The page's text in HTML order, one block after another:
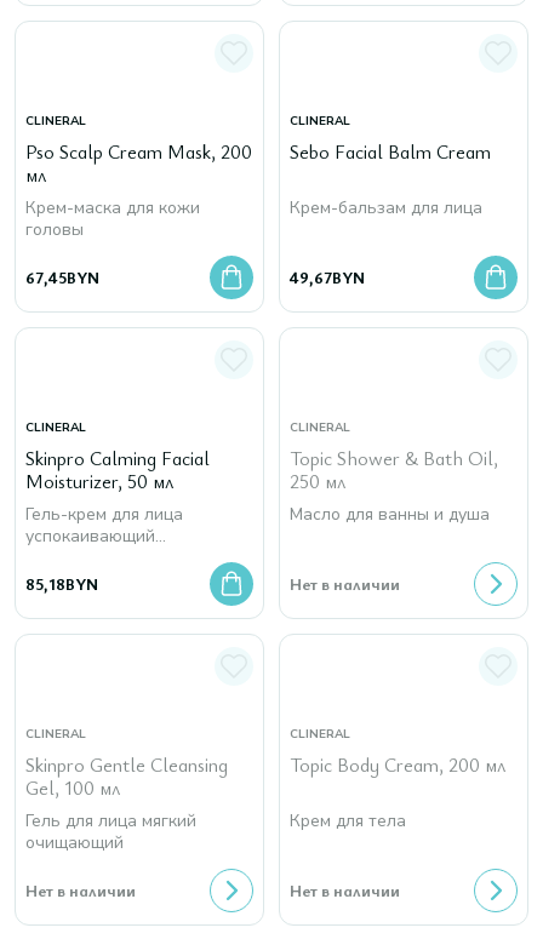
CLINERAL
Pso Scalp Cream Mask, 200
мл
Крем-маска для кожи
головы
67,45BYN
CLINERAL
Sebo Facial Balm Cream
Крем-бальзам для лица
49,67BYN
CLINERAL
Skinpro Calming Facial
Moisturizer, 50 мл
Гель-крем для лица
успокаивающий
85,18BYN
CLINERAL
Topic Shower & Bath Oil,
250 мл
Масло для ванны и душа
Нет в наличии
CLINERAL
Skinpro Gentle Cleansing
Gel, 100 мл
Гель для лица мягкий
очищающий
Нет в наличии
CLINERAL
Topic Body Cream, 200 мл
Крем для тела
Нет в наличии